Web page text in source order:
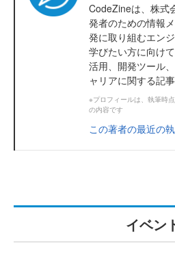
CodeZineは、株式
発者のための情報
発に取り組むエン
学びたい方に向け
活用、開発ツール
ャリアに関する記
※プロフィールは、執筆時
の内容です
この著者の最近の
イベン